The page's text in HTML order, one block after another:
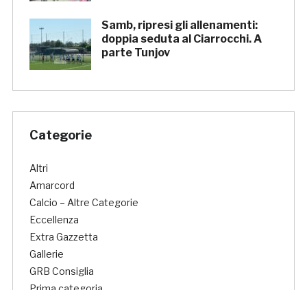
Samb, ripresi gli allenamenti:
doppia seduta al Ciarrocchi. A
parte Tunjov
Categorie
Altri
Amarcord
Calcio – Altre Categorie
Eccellenza
Extra Gazzetta
Gallerie
GRB Consiglia